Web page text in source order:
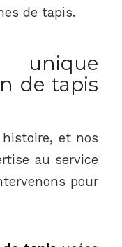
de tapis.
unique
de tapis
et nos
au service
pour